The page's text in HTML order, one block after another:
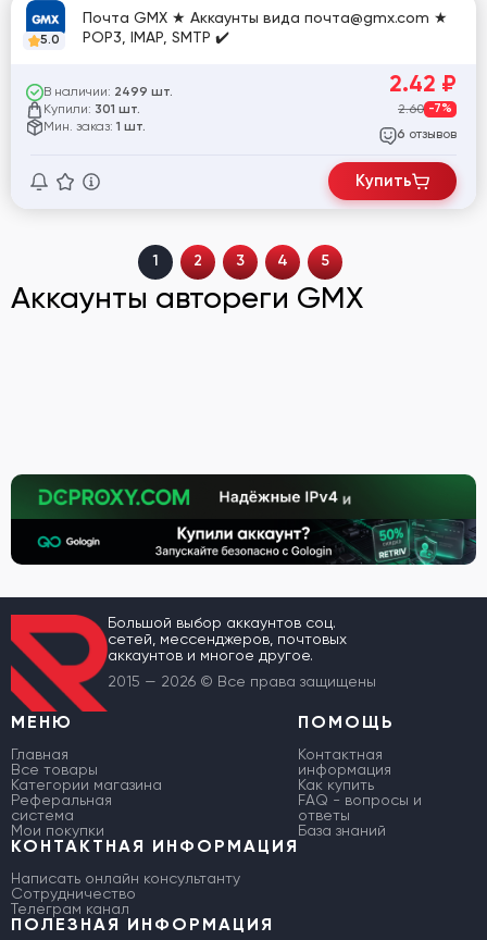
5.0
Почта GMX ★ Аккаунты вида почта@gmx.com ★
POP3, IMAP, SMTP ✔️
В наличии: 2499 шт.
Купили: 301 шт.
Мин. заказ: 1 шт.
2.42 ₽
2.60 -7%
6 отзывов
Купить
1 2 3 4 5
Аккаунты автореги GMX
Большой выбор аккаунтов соц.
сетей, мессенджеров, почтовых
аккаунтов и многое другое.
2015 — 2026 © Все права защищены
МЕНЮ
Главная
Все товары
Категории магазина
Реферальная
система
Мои покупки
ПОМОЩЬ
Контактная
информация
Как купить
FAQ - вопросы и
ответы
База знаний
КОНТАКТНАЯ ИНФОРМАЦИЯ
Написать онлайн консультанту
Сотрудничество
Телеграм канал
ПОЛЕЗНАЯ ИНФОРМАЦИЯ